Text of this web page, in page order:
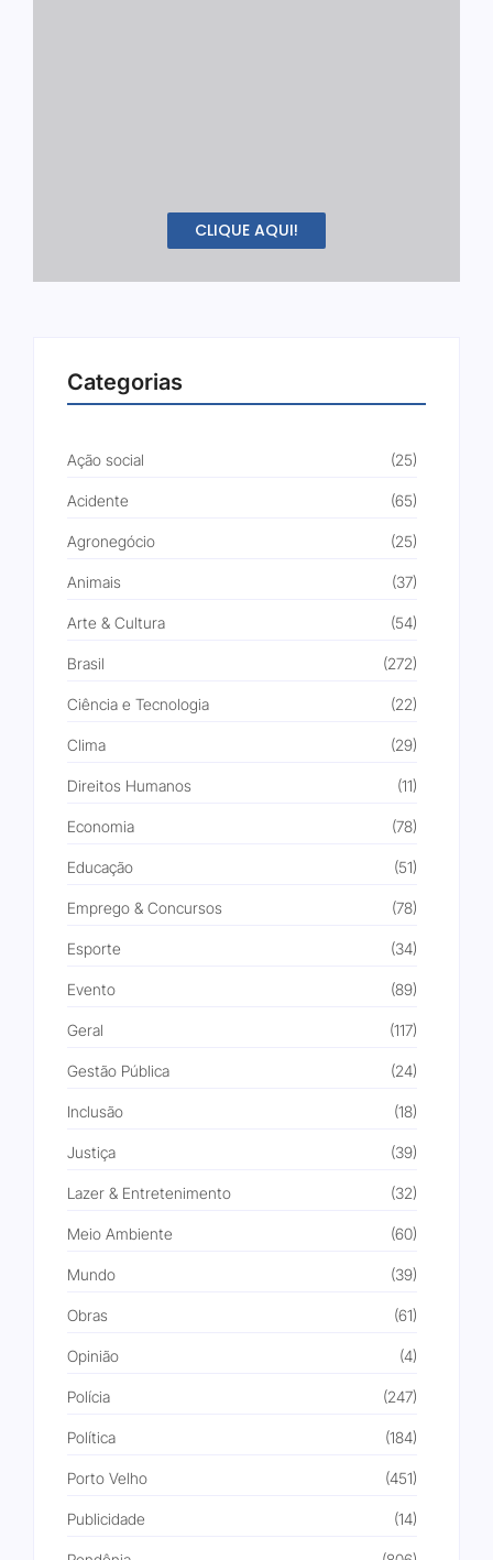
CLIQUE AQUI!
Categorias
Ação social (25)
Acidente (65)
Agronegócio (25)
Animais (37)
Arte & Cultura (54)
Brasil (272)
Ciência e Tecnologia (22)
Clima (29)
Direitos Humanos (11)
Economia (78)
Educação (51)
Emprego & Concursos (78)
Esporte (34)
Evento (89)
Geral (117)
Gestão Pública (24)
Inclusão (18)
Justiça (39)
Lazer & Entretenimento (32)
Meio Ambiente (60)
Mundo (39)
Obras (61)
Opinião (4)
Polícia (247)
Política (184)
Porto Velho (451)
Publicidade (14)